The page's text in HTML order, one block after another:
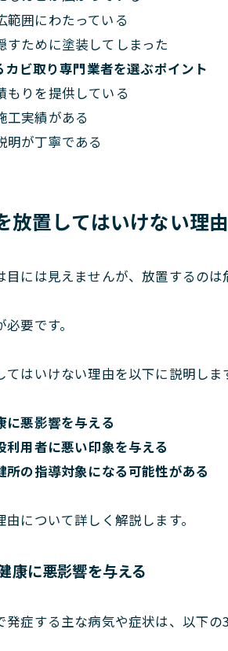
範囲にわたっている
すために塗装してしまった
カビ取り専門業者を選ぶポイント
もりを提供している
工実績がある
明が丁寧である
放置してはいけない理
目には見えませんが、放置するのは
要です。
てはいけない理由を以下に説明しま
に悪影響を与える
利用者に悪い印象を与える
所の指導対象になる可能性がある
について詳しく解説します。
康に悪影響を与える
発症する主な病気や症状は、以下の3